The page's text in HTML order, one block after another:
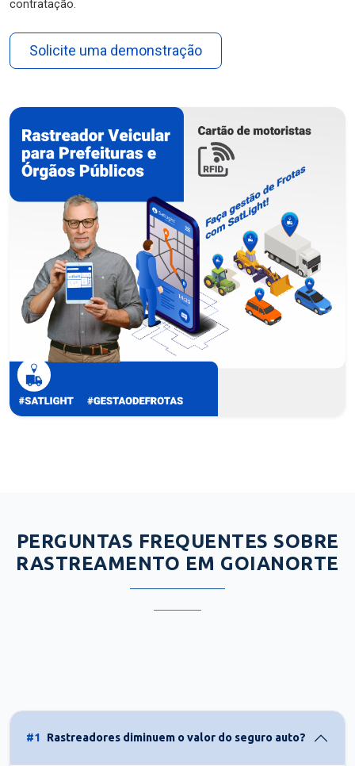
contratação.
Solicite uma demonstração
PERGUNTAS FREQUENTES SOBRE
RASTREAMENTO EM GOIANORTE
#1 Rastreadores diminuem o valor do seguro auto?